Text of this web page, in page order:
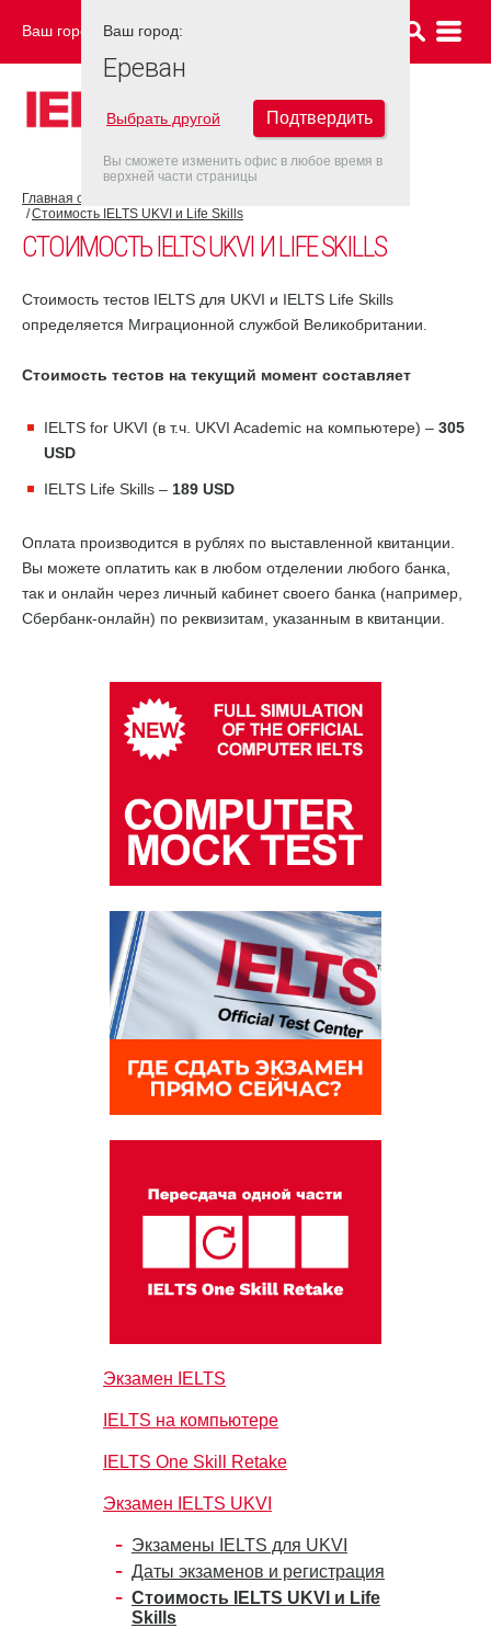
Ваш город: ЕРЕВАН
Главная страница
Стоимость IELTS UKVI и Life Skills
СТОИМОСТЬ IELTS UKVI И LIFE SKILLS
Стоимость тестов IELTS для UKVI и IELTS Life Skills
определяется Миграционной службой Великобритании.
Стоимость тестов на текущий момент составляет
IELTS for UKVI (в т.ч. UKVI Academic на компьютере) – 305
USD
IELTS Life Skills – 189 USD
Оплата производится в рублях по выставленной квитанции.
Вы можете оплатить как в любом отделении любого банка,
так и онлайн через личный кабинет своего банка (например,
Сбербанк-онлайн) по реквизитам, указанным в квитанции.
Экзамен IELTS
IELTS на компьютере
IELTS One Skill Retake
Экзамен IELTS UKVI
Экзамены IELTS для UKVI
Даты экзаменов и регистрация
Стоимость IELTS UKVI и Life
Skills
Ваш город:
Ереван
Выбрать другой Подтвердить
Вы сможете изменить офис в любое время в
верхней части страницы